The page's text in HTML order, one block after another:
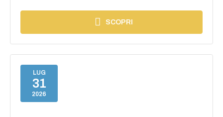
SCOPRI
LUG
31
2026